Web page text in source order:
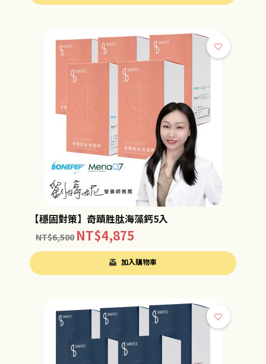
【穩固對策】奇蹟胜肽海藻鈣5入
NT$6,500 NT$4,875
加入購物車